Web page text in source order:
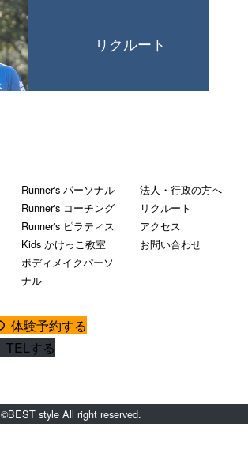
リクルート
Runner's パーソナル
Runner's コーチング
Runner's ピラティス
Kids かけっこ教室
ボディメイクパーソ
ナル
法人・行政の方へ
リクルート
アクセス
お問い合わせ
体験予約する
TELする
©BEST style All right reserved.